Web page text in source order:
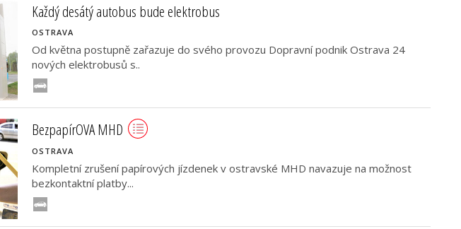
Každý desátý autobus bude elektrobus
OSTRAVA
Od května postupně zařazuje do svého provozu Dopravní podnik Ostrava 24
nových elektrobusů s..
BezpapírOVA MHD
OSTRAVA
Kompletní zrušení papírových jízdenek v ostravské MHD navazuje na možnost
bezkontaktní platby...